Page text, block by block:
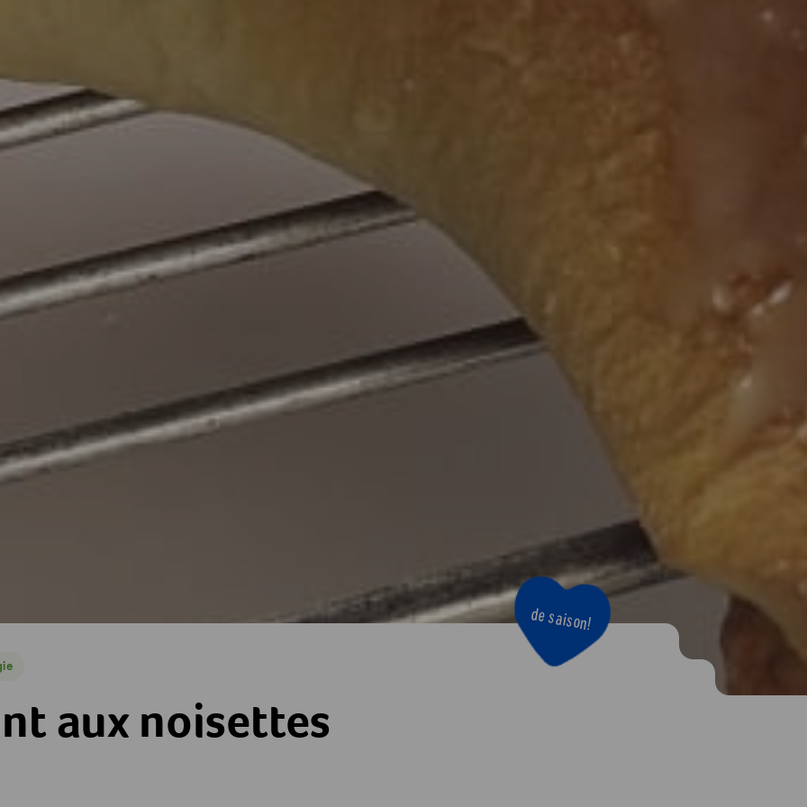
aux noisettes
Vous
cuisinez